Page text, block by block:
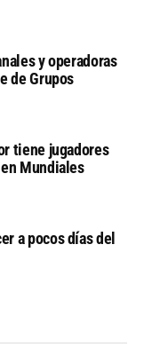
y operadoras
de Grupos
tiene jugadores
Mundiales
a pocos días del